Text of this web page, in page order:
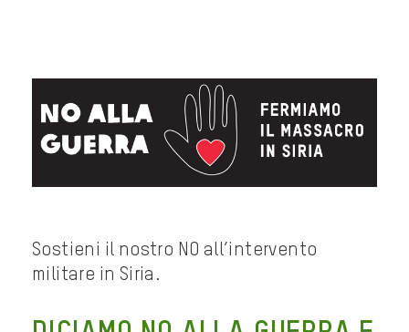
Sostieni il nostro NO all’intervento
militare in Siria.